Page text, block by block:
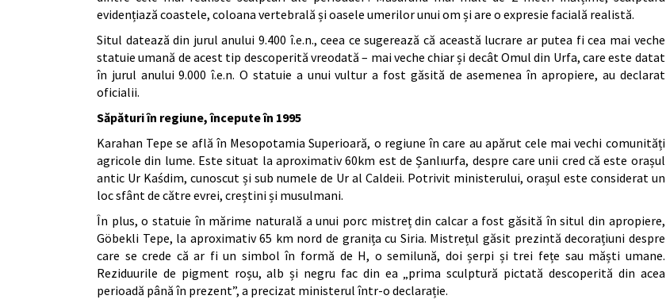
evidențiază coastele, coloana vertebrală și oasele umerilor unui om și are o expresie facială realistă.
Situl datează din jurul anului 9.400 î.e.n., ceea ce sugerează că această lucrare ar putea fi cea mai veche
statuie umană de acest tip descoperită vreodată – mai veche chiar și decât Omul din Urfa, care este datat
în jurul anului 9.000 î.e.n. O statuie a unui vultur a fost găsită de asemenea în apropiere, au declarat
oficialii.
Săpături în regiune, începute în 1995
Karahan Tepe se află în Mesopotamia Superioară, o regiune în care au apărut cele mai vechi comunități
agricole din lume. Este situat la aproximativ 60km est de Șanlıurfa, despre care unii cred că este orașul
antic Ur Kaśdim, cunoscut și sub numele de Ur al Caldeii. Potrivit ministerului, orașul este considerat un
loc sfânt de către evrei, creștini și musulmani.
În plus, o statuie în mărime naturală a unui porc mistreț din calcar a fost găsită în situl din apropiere,
Göbekli Tepe, la aproximativ 65 km nord de granița cu Siria. Mistrețul găsit prezintă decorațiuni despre
care se crede că ar fi un simbol în formă de H, o semilună, doi șerpi și trei fețe sau măști umane.
Reziduurile de pigment roșu, alb și negru fac din ea „prima sculptură pictată descoperită din acea
perioadă până în prezent”, a precizat ministerul într-o declarație.